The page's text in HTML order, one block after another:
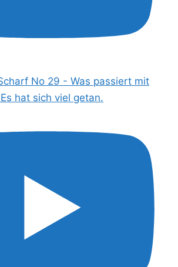
No 29 - Was passiert mit
hat sich viel getan.